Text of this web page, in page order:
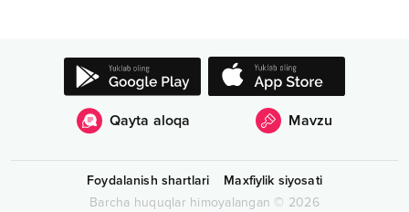
Qayta aloqa Mavzu
Foydalanish shartlari
Maxfiylik siyosati
Barcha huquqlar himoyalangan © 2026